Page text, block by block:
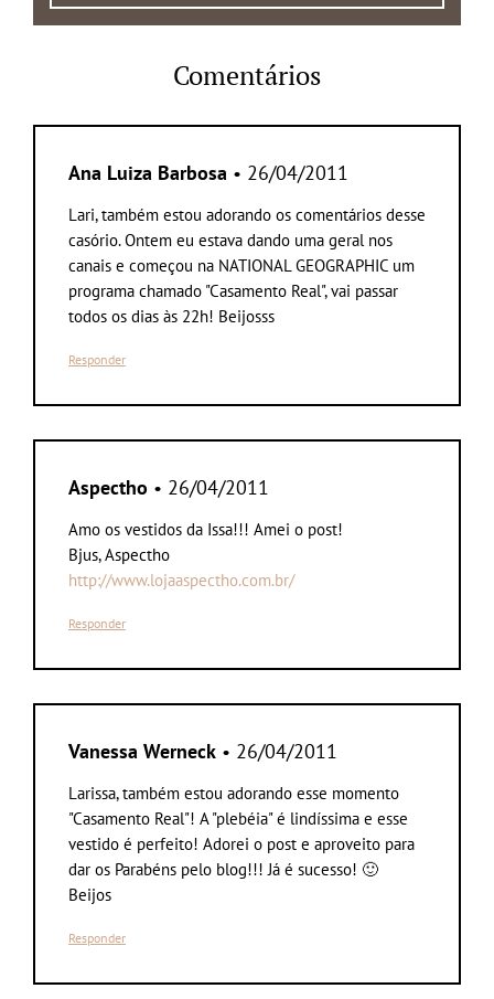
Comentários
Ana Luiza Barbosa • 26/04/2011
Lari, também estou adorando os comentários desse
casório. Ontem eu estava dando uma geral nos
canais e começou na NATIONAL GEOGRAPHIC um
programa chamado "Casamento Real", vai passar
todos os dias às 22h! Beijosss
Responder
Aspectho • 26/04/2011
Amo os vestidos da Issa!!! Amei o post!
Bjus, Aspectho
http://www.lojaaspectho.com.br/
Responder
Vanessa Werneck • 26/04/2011
Larissa, também estou adorando esse momento
"Casamento Real"! A "plebéia" é lindíssima e esse
vestido é perfeito! Adorei o post e aproveito para
dar os Parabéns pelo blog!!! Já é sucesso! 🙂
Beijos
Responder